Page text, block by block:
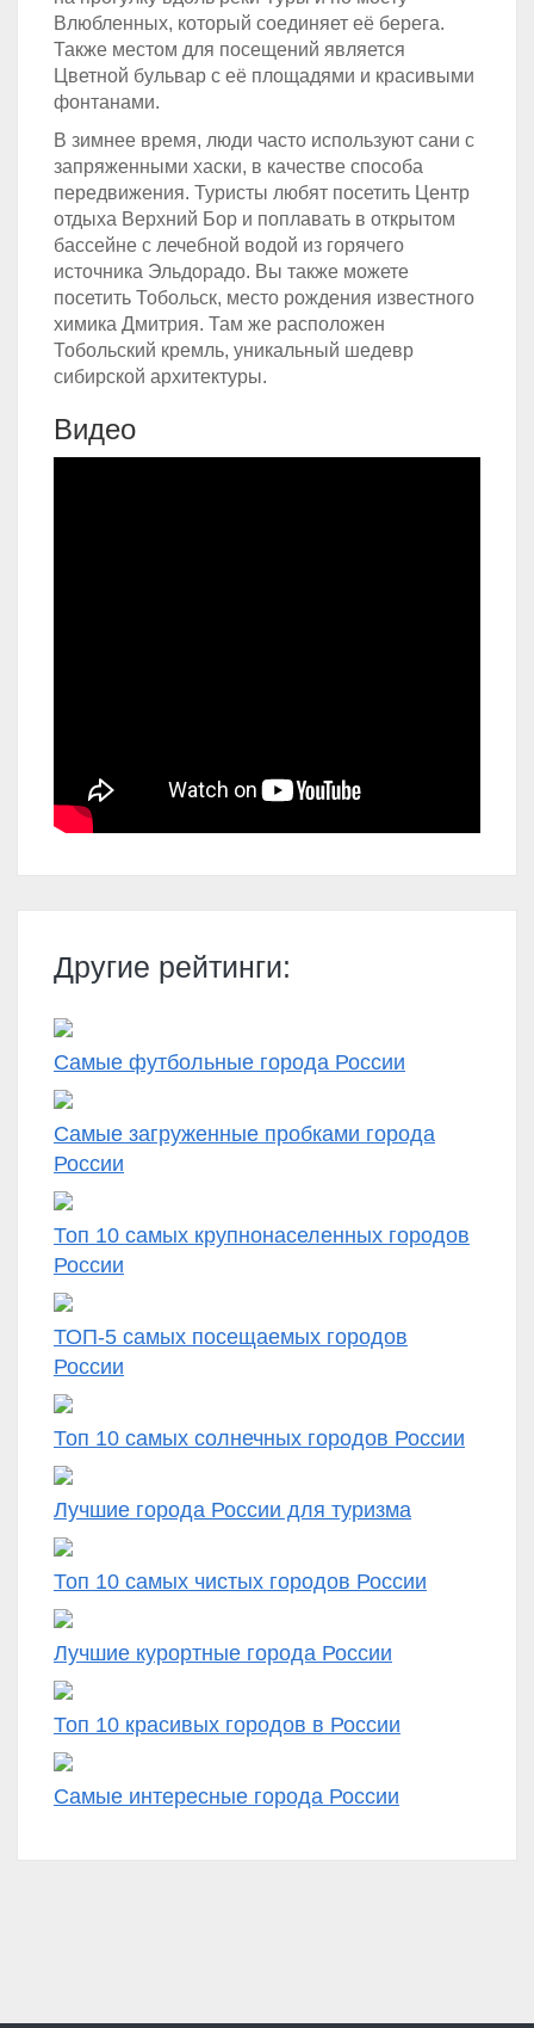
Влюбленных, который соединяет её берега.
Также местом для посещений является
Цветной бульвар с её площадями и красивыми
фонтанами.
В зимнее время, люди часто используют сани с
запряженными хаски, в качестве способа
передвижения. Туристы любят посетить Центр
отдыха Верхний Бор и поплавать в открытом
бассейне с лечебной водой из горячего
источника Эльдорадо. Вы также можете
посетить Тобольск, место рождения известного
химика Дмитрия. Там же расположен
Тобольский кремль, уникальный шедевр
сибирской архитектуры.
Видео
Другие рейтинги:
Самые футбольные города России
Самые загруженные пробками города
России
Топ 10 самых крупнонаселенных городов
России
ТОП-5 самых посещаемых городов
России
Топ 10 самых солнечных городов России
Лучшие города России для туризма
Топ 10 самых чистых городов России
Лучшие курортные города России
Топ 10 красивых городов в России
Самые интересные города России